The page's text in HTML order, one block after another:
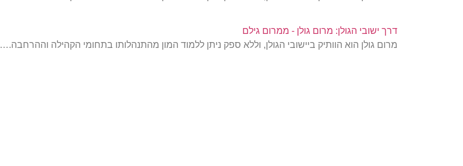
דרך ישובי הגולן: מרום גולן - ממרום גילם
מרום גולן הוא הוותיק ביישובי הגולן, וללא ספק ניתן ללמוד המון מהתנהלותו בתחומי הקהילה וההרחבה.…